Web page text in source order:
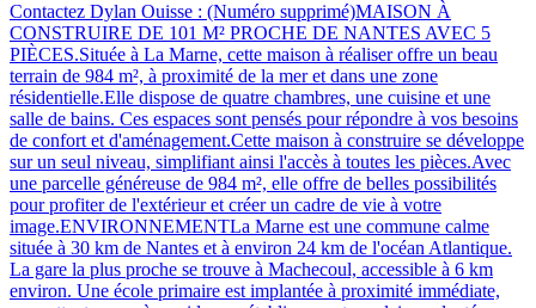
Contactez Dylan Ouisse : (Numéro supprimé)MAISON À
CONSTRUIRE DE 101 M² PROCHE DE NANTES AVEC 5
PIÈCES.Située à La Marne, cette maison à réaliser offre un beau
terrain de 984 m², à proximité de la mer et dans une zone
résidentielle.Elle dispose de quatre chambres, une cuisine et une
salle de bains. Ces espaces sont pensés pour répondre à vos besoins
de confort et d'aménagement.Cette maison à construire se développe
sur un seul niveau, simplifiant ainsi l'accès à toutes les pièces.Avec
une parcelle généreuse de 984 m², elle offre de belles possibilités
pour profiter de l'extérieur et créer un cadre de vie à votre
image.ENVIRONNEMENTLa Marne est une commune calme
située à 30 km de Nantes et à environ 24 km de l'océan Atlantique.
La gare la plus proche se trouve à Machecoul, accessible à 6 km
environ. Une école primaire est implantée à proximité immédiate,